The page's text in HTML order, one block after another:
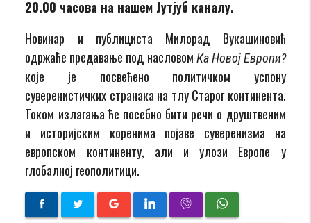
20.00 часова на нашем Јутјуб каналу.
Новинар и публициста Милорад Вукашиновић
одржаће предавање под насловом Ка Новој Европи?
које је посвећено политичком успону
суверенистичких странака на тлу Старог континента.
Током излагања ће посебно бити речи о друштвеним
и историјским коренима појаве суверенизма на
европском континенту, али и улози Европе у
глобалној геополитици.